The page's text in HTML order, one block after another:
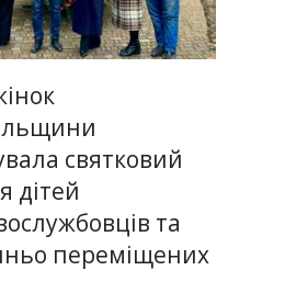
святковий
дітей
та
переміщених